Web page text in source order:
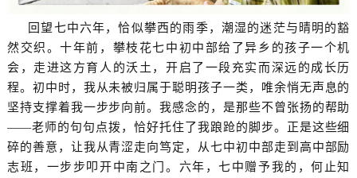
回望七中六年，恰似攀西的雨季，潮湿的迷茫与晴明的豁
然交织。十年前，攀枝花七中初中部给了异乡的孩子一个机
会，走进这方育人的沃土，开启了一段充实而深远的成长历
程。初中时，我从未被归属于聪明孩子一类，唯余悄无声息的
坚持支撑着我一步步向前。我感念的，是那些不曾张扬的帮助
——老师的句句点拨，恰好托住了我踉跄的脚步。正是这些细
碎的善意，让我从青涩走向笃定，从七中初中部走到高中部励
志班，一步步叩开中南之门。六年，七中赠予我的，何止知